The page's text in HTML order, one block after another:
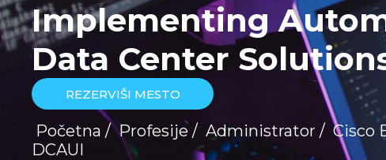
Implementing
Data Center
REZERVIŠI MESTO
Početna / Profesije / Administrator / Cisco
DCAUI